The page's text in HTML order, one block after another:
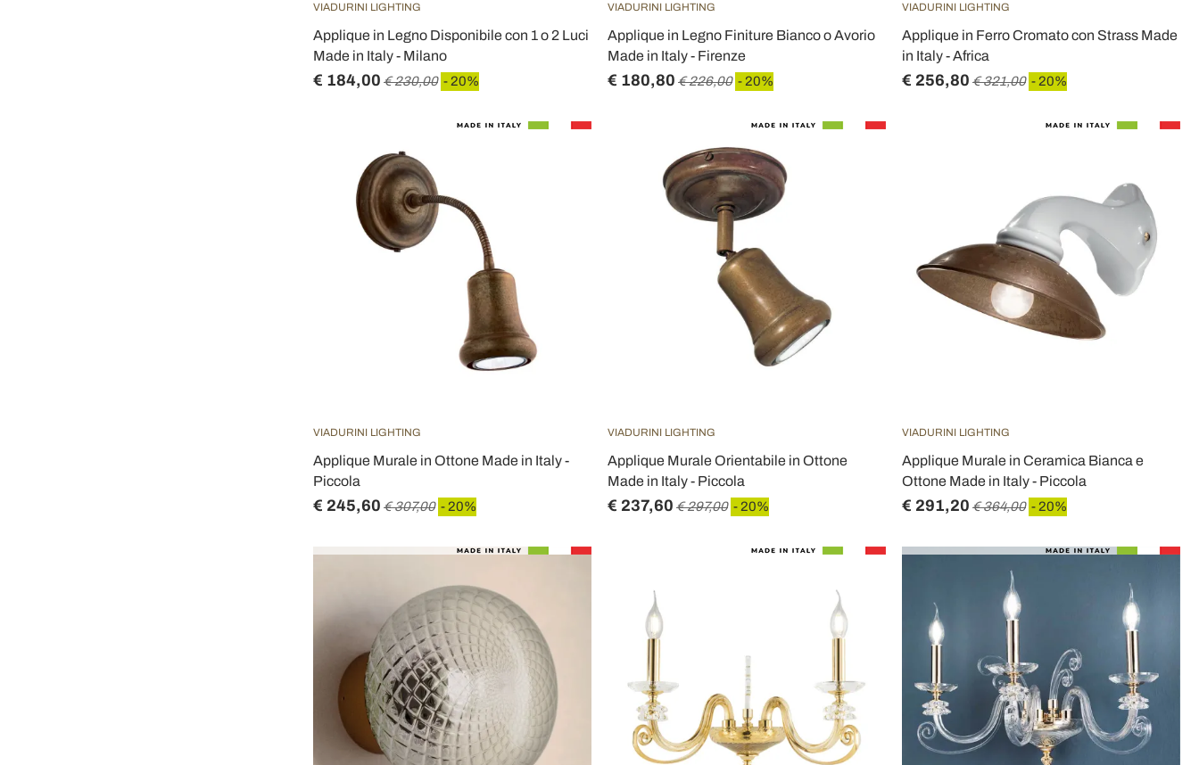
VIADURINI LIGHTING
Applique in Legno Disponibile con 1 o 2 Luci
Made in Italy - Milano
€ 184,00 € 230,00 - 20%
VIADURINI LIGHTING
Applique in Legno Finiture Bianco o Avorio
Made in Italy - Firenze
€ 180,80 € 226,00 - 20%
VIADURINI LIGHTING
Applique in Ferro Cromato con Strass Made
in Italy - Africa
€ 256,80 € 321,00 - 20%
VIADURINI LIGHTING
Applique Murale in Ottone Made in Italy -
Piccola
€ 245,60 € 307,00 - 20%
VIADURINI LIGHTING
Applique Murale Orientabile in Ottone
Made in Italy - Piccola
€ 237,60 € 297,00 - 20%
VIADURINI LIGHTING
Applique Murale in Ceramica Bianca e
Ottone Made in Italy - Piccola
€ 291,20 € 364,00 - 20%